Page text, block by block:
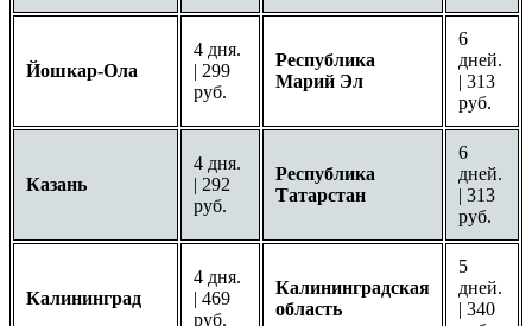
Йошкар-Ола
4 дня.
| 299
руб.
Республика
Марий Эл
6
дней.
| 313
руб.
Казань
4 дня.
| 292
руб.
Республика
Татарстан
6
дней.
| 313
руб.
Калининград
4 дня.
| 469
руб.
Калининградская
область
5
дней.
| 340